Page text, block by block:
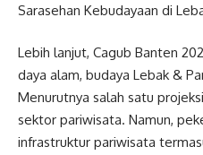
Sarasehan Kebudayaan di
Lebih lanjut, Cagub Banten
daya alam, budaya Lebak &
Menurutnya salah satu
sektor pariwisata. Namun,
infrastruktur pariwisata